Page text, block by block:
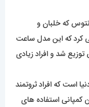
که خلبان و
که این مدل ساعت
توزیع شد و افراد زیادی
است که افراد ثروتمند
کمپانی استفاده های